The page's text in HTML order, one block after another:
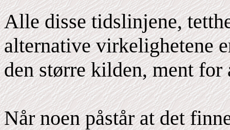
Alle disse tidslinjene,
alternative virkelighetene
den større kilden, ment
Når noen påstår at det